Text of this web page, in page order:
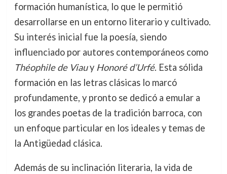
formación humanística, lo que le permitió
desarrollarse en un entorno literario y cultivado.
Su interés inicial fue la poesía, siendo
influenciado por autores contemporáneos como
Théophile de Viauy Honoré d’Urfé. Esta sólida
formación en las letras clásicas lo marcó
profundamente, y pronto se dedicó a emular a
los grandes poetas de la tradición barroca, con
un enfoque particular en los ideales y temas de
la Antigüedad clásica.
Además de su inclinación literaria, la vida de